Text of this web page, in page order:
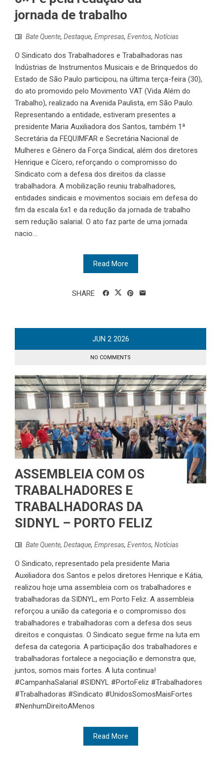
jornada de trabalho
Bate Quente, Destaque, Empresas, Eventos, Notícias
O Sindicato dos Trabalhadores e Trabalhadoras nas
Indústrias de Instrumentos Musicais e de Brinquedos do
Estado de São Paulo participou, na última terça-feira (30),
do ato promovido pelo Movimento VAT (Vida Além do
Trabalho), realizado na Avenida Paulista, em São Paulo.
Representando a entidade, estiveram presentes a
presidente Maria Auxiliadora dos Santos, também 1ª
Secretária da FEQUIMFAR e Secretária Nacional de
Mulheres e Gênero da Força Sindical, além dos diretores
Henrique e Cícero, reforçando o compromisso do
Sindicato com a defesa dos direitos da classe
trabalhadora. A mobilização reuniu trabalhadores,
entidades sindicais e movimentos sociais em defesa do
fim da escala 6x1 e da redução da jornada de trabalho
sem redução salarial. O ato faz parte de uma jornada
nacio...
Read More
SHARE
JUN 2 2026
NO COMMENTS
ASSEMBLEIA COM OS
TRABALHADORES E
TRABALHADORAS DA
SIDNYL – PORTO FELIZ
Bate Quente, Destaque, Empresas, Eventos, Notícias
O Sindicato, representado pela presidente Maria
Auxiliadora dos Santos e pelos diretores Henrique e Kátia,
realizou hoje uma assembleia com os trabalhadores e
trabalhadoras da SIDNYL, em Porto Feliz. A assembleia
reforçou a união da categoria e o compromisso dos
trabalhadores e trabalhadoras com a defesa dos seus
direitos e conquistas. O Sindicato segue firme na luta em
defesa da categoria. A participação dos trabalhadores e
trabalhadoras fortalece a negociação e demonstra que,
juntos, somos mais fortes. A luta continua!
#CampanhaSalarial #SIDNYL #PortoFeliz #Trabalhadores
#Trabalhadoras #Sindicato #UnidosSomosMaisFortes
#NenhumDireitoAMenos
Read More